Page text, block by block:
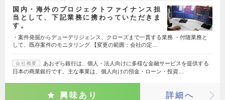
国内・海外のプロジェクトファイナンス担
当として、下記業務に携わっていただきま
す。
・案件発掘からデューデリジェンス、クローズまで一貫する業務 ・付随業務と
して、既存案件のモニタリング 【変更の範囲：会社の定…
会社概要
あおぞら銀行は、個人・法人向けに多様な金融サービスを提供する
日本の商業銀行です。主な事業は、個人向けの預金・ローン・投資…
興味あり 詳細へ